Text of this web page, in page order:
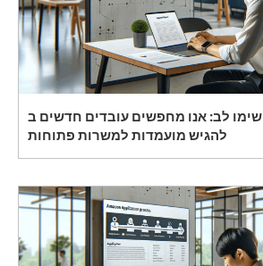
שימו לב: אנו מחפשים עובדים חדשים ב-Amazon: כיצד
להגיש מועמדות למשרות פתוחות